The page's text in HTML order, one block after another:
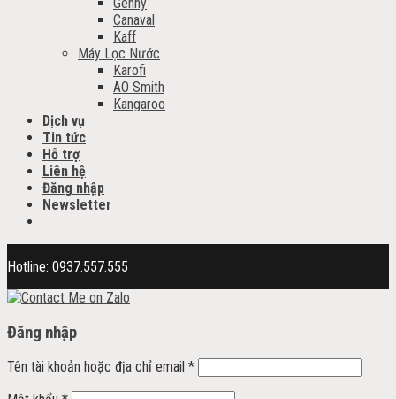
Canaval
Kaff
Máy Lọc Nước
Karofi
AO Smith
Kangaroo
Dịch vụ
Tin tức
Hỗ trợ
Liên hệ
Đăng nhập
Newsletter
Hotline: 0937.557.555
Đăng nhập
Tên tài khoản hoặc địa chỉ email *